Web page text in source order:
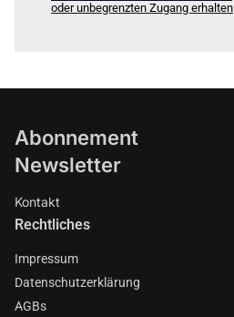
oder unbegrenzten Zugang erhalten
Abonnement
Newsletter
Kontakt
Rechtliches
Impressum
Datenschutzerklärung
AGBs